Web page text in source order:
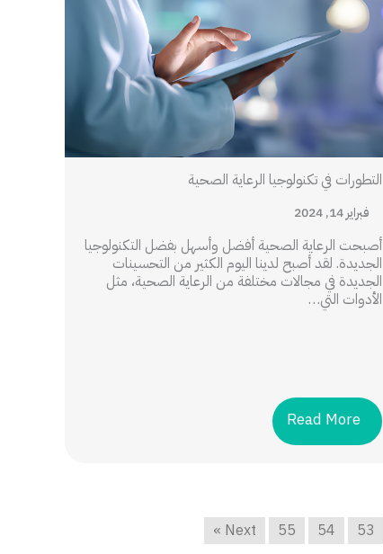
التطورات في تكنولوجيا الرعاية الصحية
فبراير 14, 2024
أصبحت الرعاية الصحية أفضل وأسهل بفضل التكنولوجيا
الجديدة. لقد أصبح لدينا اليوم الكثير من التحسينات
الجديدة في مجالات مختلفة من الرعاية الصحية، مثل
الأدوات التي…
Read More
53
54
55
Next »